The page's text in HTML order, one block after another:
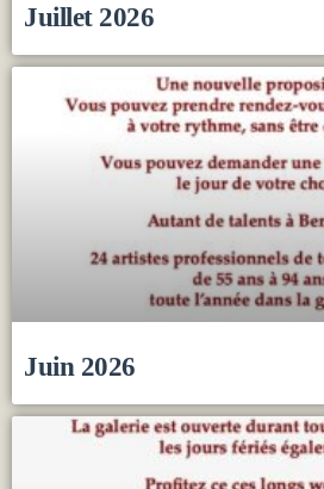
Juillet 2026
Juin 2026